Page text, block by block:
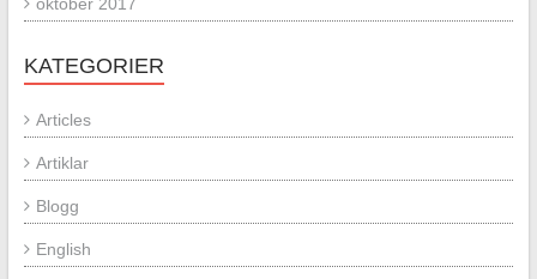
KATEGORIER
Articles
Artiklar
Blogg
English